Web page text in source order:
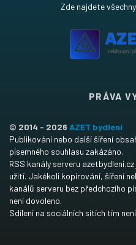
Zde najdete
PRÁVA
© 2014 - 2026 AZET bydlení
Publikování nebo další šíření
písemného souhlasu zakázáno.
RSS kanály serveru
užití. Jakékoli kopírování, šíření
kanálů serveru bez předchozího
není dovoleno.
Sdílení na sociálních sítích tím